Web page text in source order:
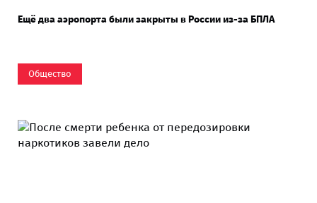
Ещё два аэропорта были закрыты в России из-за БПЛА
Общество